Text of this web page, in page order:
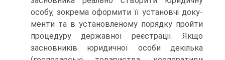
особу, зокрема оформити її установчі доку­
менти та в установленому порядку пройти
процедуру дер­жавної реєстрації. Якщо
засновників юридичної особи декілька